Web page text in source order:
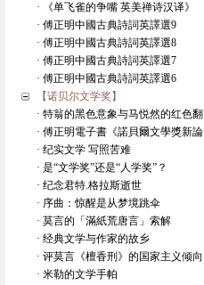
· 《单飞雀的争嘴 英美禅诗汉译》
· 傅正明中國古典詩詞英譯選9
· 傅正明中國古典詩詞英譯選8
· 傅正明中國古典詩詞英譯選7
· 傅正明中國古典詩詞英譯選6
【诺贝尔文学奖】
· 特翁的黑色意象与马悦然的红色翻
· 傅正明電子書《諾貝爾文學獎新論
· 纪实文学 写照苦难
· 是“文学奖”还是“人学奖”？
· 纪念君特.格拉斯逝世
· 序曲：惊醒是从梦境跳伞
· 莫言的「滿紙荒唐言」索解
· 经典文学与作家的故乡
· 评莫言《檀香刑》的国家主义倾向
· 米勒的文学手帕